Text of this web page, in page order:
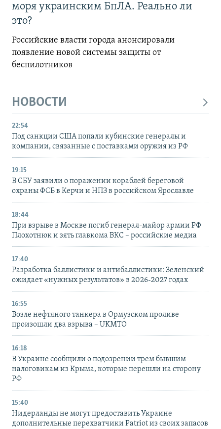
моря украинским БпЛА. Реально ли
это?
Российские власти города анонсировали
появление новой системы защиты от
беспилотников
НОВОСТИ
22:54
Под санкции США попали кубинские генералы и
компании, связанные с поставками оружия из РФ
19:15
В СБУ заявили о поражении кораблей береговой
охраны ФСБ в Керчи и НПЗ в российском Ярославле
18:44
При взрыве в Москве погиб генерал-майор армии РФ
Плохотнюк и зять главкома ВКС – российские медиа
17:40
Разработка баллистики и антибаллистики: Зеленский
ожидает «нужных результатов» в 2026-2027 годах
16:55
Возле нефтяного танкера в Ормузском проливе
произошли два взрыва – UKMTO
16:18
В Украине сообщили о подозрении трем бывшим
налоговикам из Крыма, которые перешли на сторону
РФ
15:40
Нидерланды не могут предоставить Украине
дополнительные перехватчики Patriot из своих запасов